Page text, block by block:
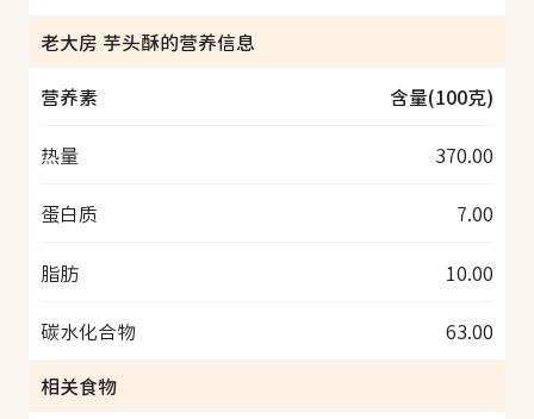
老大房 芋头酥的营养信息
营养素
含量(100克)
热量 370.00
蛋白质 7.00
脂肪 10.00
碳水化合物
63.00
相关食物